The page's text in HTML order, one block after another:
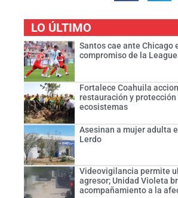
LO ÚLTIMO
Santos cae ante Chicago
compromiso de la
Fortalece Coahuila
restauración y protección
ecosistemas
Asesinan a mujer adulta
Lerdo
Videovigilancia permite
agresor; Unidad Violeta
acompañamiento a la